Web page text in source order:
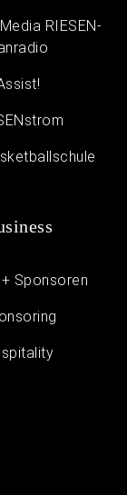
RIESEN-
Sponsoren